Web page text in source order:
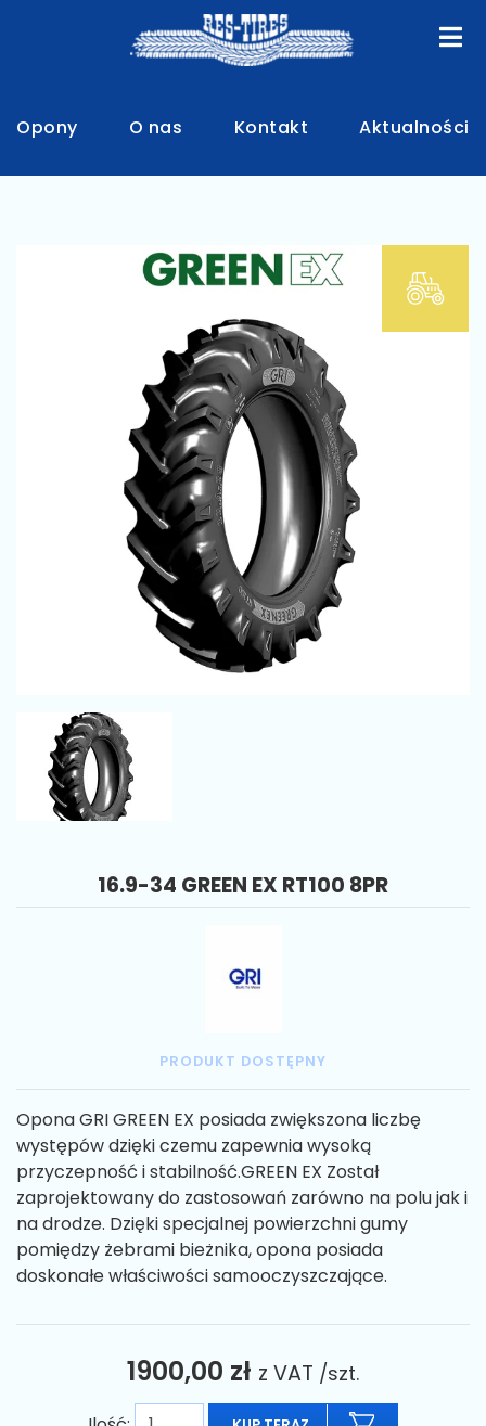
Opony O nas Kontakt Aktualności
16.9-34 GREEN EX RT100 8PR
PRODUKT DOSTĘPNY
Opona GRI GREEN EX posiada zwiększona liczbę
występów dzięki czemu zapewnia wysoką
przyczepność i stabilność.GREEN EX Został
zaprojektowany do zastosowań zarówno na polu jak i
na drodze. Dzięki specjalnej powierzchni gumy
pomiędzy żebrami bieżnika, opona posiada
doskonałe właściwości samooczyszczające.
1900,00 zł z VAT /szt.